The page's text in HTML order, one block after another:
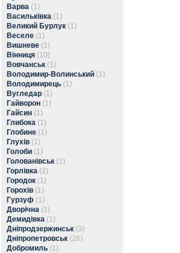
Варва (1)
Васильківка (1)
Великий Бурлук (1)
Веселе (1)
Вишневе (1)
Вінниця (10)
Вовчанськ (1)
Володимир-Волинський (1)
Володимирець (1)
Вугледар (1)
Гайворон (1)
Гайсин (1)
Глибока (1)
Глобине (1)
Глухів (1)
Голоби (1)
Голованівськ (1)
Горлівка (2)
Городок (1)
Горохів (1)
Гурзуф (1)
Дворічна (1)
Демидівка (1)
Дніпродзержинськ (3)
Дніпропетровськ (26)
Добромиль (1)